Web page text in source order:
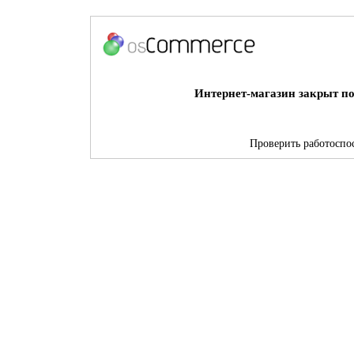
Интернет-магазин закрыт
Проверить